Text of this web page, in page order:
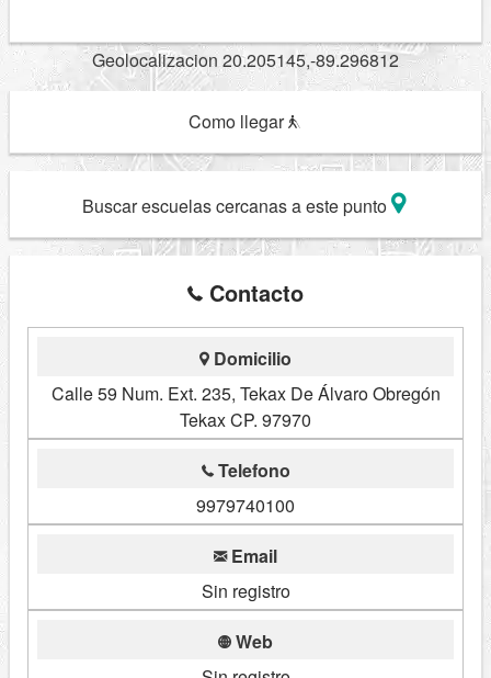
Geolocalizacion 20.205145,-89.296812
Como llegar
Buscar escuelas cercanas a este punto
Contacto
Domicilio
Calle 59 Num. Ext. 235, Tekax De Álvaro Obregón
Tekax CP. 97970
Telefono
9979740100
Email
Sin registro
Web